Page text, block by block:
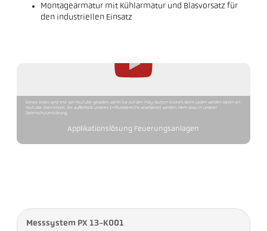
Montagearmatur mit Kühlarmatur und Blasvorsatz für
den industriellen Einsatz
Dieses Video wird erst von YouTube geladen, wenn Sie auf den Play-Button klicken. Beim Laden werden Daten an
YouTube übermittelt, die außerhalb unseres Einflussbereichs verarbeitet werden. Mehr dazu in unserer
Datenschutzerklärung.
Applikationslösung Feuerungsanlagen
Messsystem PX 13-K001